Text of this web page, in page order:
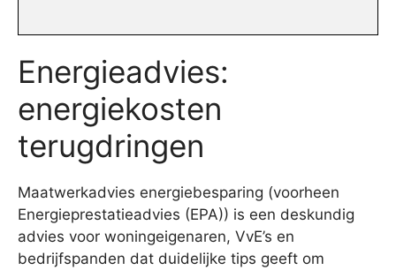
Energieadvies:
energiekosten
terugdringen
Maatwerkadvies energiebesparing (voorheen
Energieprestatieadvies (EPA)) is een deskundig
advies voor woningeigenaren, VvE’s en
bedrijfspanden dat duidelijke tips geeft om